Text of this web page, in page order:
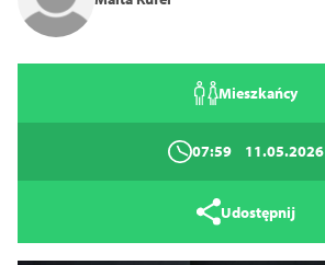
Tryb wysokiego kontrastuMieszkańcy
07:59 11.05.2026
Udostępnij